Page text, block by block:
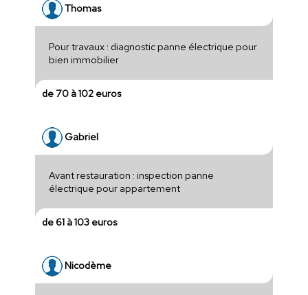
Thomas
Pour travaux : diagnostic panne électrique pour
bien immobilier
de 70 à 102 euros
Gabriel
Avant restauration : inspection panne
électrique pour appartement
de 61 à 103 euros
Nicodème